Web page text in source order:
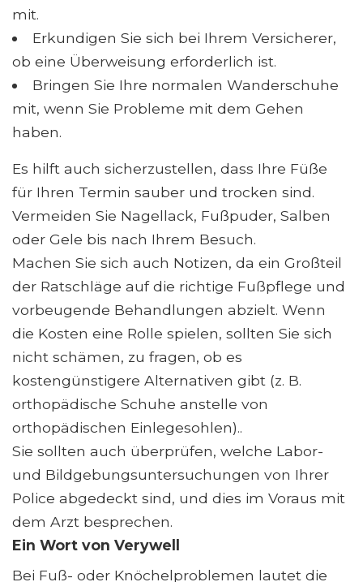
mit.
Erkundigen Sie sich bei Ihrem Versicherer,
ob eine Überweisung erforderlich ist.
Bringen Sie Ihre normalen Wanderschuhe
mit, wenn Sie Probleme mit dem Gehen
haben.
Es hilft auch sicherzustellen, dass Ihre Füße
für Ihren Termin sauber und trocken sind.
Vermeiden Sie Nagellack, Fußpuder, Salben
oder Gele bis nach Ihrem Besuch.
Machen Sie sich auch Notizen, da ein Großteil
der Ratschläge auf die richtige Fußpflege und
vorbeugende Behandlungen abzielt. Wenn
die Kosten eine Rolle spielen, sollten Sie sich
nicht schämen, zu fragen, ob es
kostengünstigere Alternativen gibt (z. B.
orthopädische Schuhe anstelle von
orthopädischen Einlegesohlen)..
Sie sollten auch überprüfen, welche Labor-
und Bildgebungsuntersuchungen von Ihrer
Police abgedeckt sind, und dies im Voraus mit
dem Arzt besprechen.
Ein Wort von Verywell
Bei Fuß- oder Knöchelproblemen lautet die